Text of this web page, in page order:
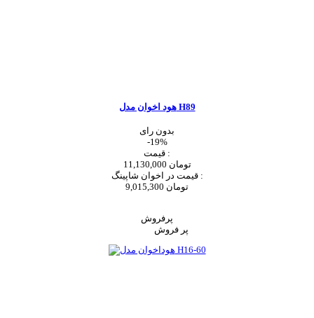
هود اخوان مدل H89
بدون رای
-19%
قیمت :
11,130,000 تومان
قیمت در اخوان شاپینگ :
9,015,300 تومان
پرفروش